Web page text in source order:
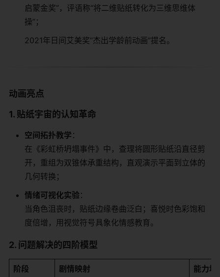
启蒙金奖”，评语称“将二维贴纸转化为三维思维体
操”；
2021年日间艾美奖“杰出学龄前动画”提名。
​动画亮点​
​1. 贴纸宇宙的认知革命​
​空间拓扑教学​ ​：
在《彩虹桥坍塌事件》中，查理将圆形贴纸沿直径剪
开，重组为双锥体承重结构，直观演示平面到立体的
几何转换；
​情绪可视化实验​ ​：
当角色沮丧时，贴纸边缘卷曲泛白；喜悦时色彩饱和
度倍增，用视觉符号具象化情感教育。
​2. 问题解决的四阶模型​
​阶段​ ​剧情映射​ 能力培